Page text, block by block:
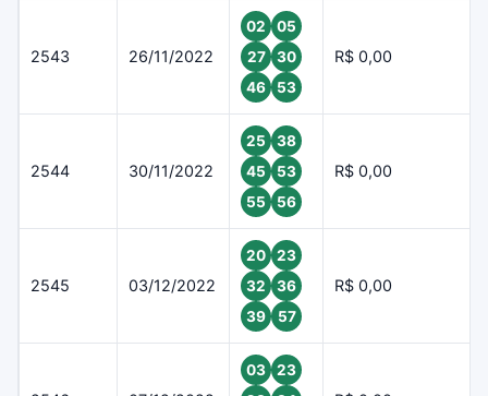
2543 26/11/2022
02
05
27
30
46
53
R$ 0,00
2544 30/11/2022
25
38
45
53
55
56
R$ 0,00
2545 03/12/2022
20
23
32
36
39
57
R$ 0,00
03
23